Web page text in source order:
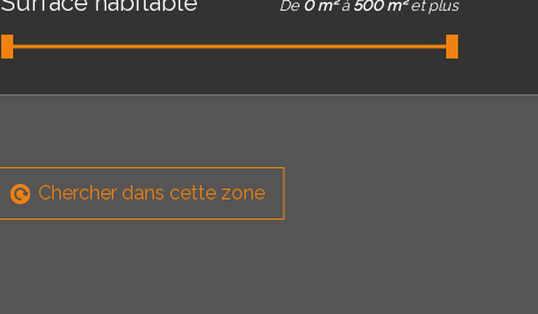
De 0 m² à 500 m² et plus
Chercher dans cette zone